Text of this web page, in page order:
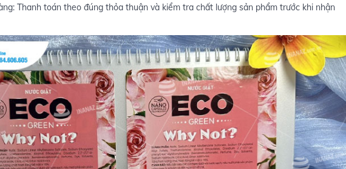
Thanh toán theo đúng thỏa thuận và kiểm tra chất lượng sản phẩm trước khi nhận